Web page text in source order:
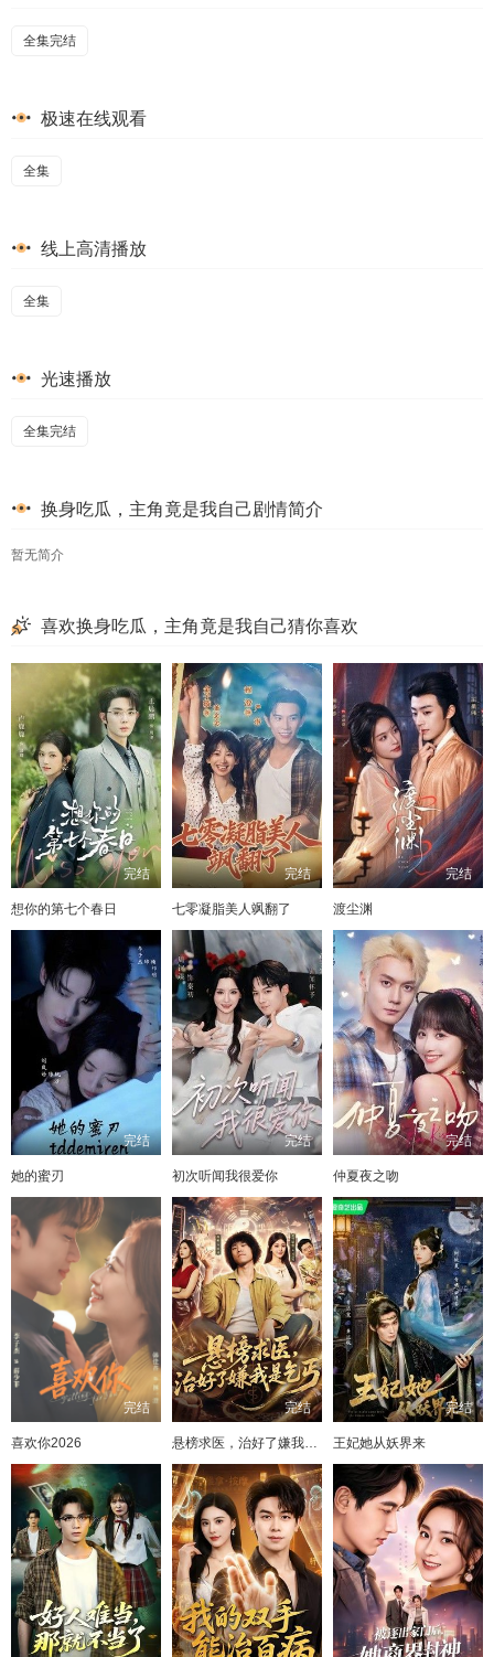
全集完结
极速在线观看
全集
线上高清播放
全集
光速播放
全集完结
换身吃瓜，主角竟是我自己剧情简介
暂无简介
喜欢换身吃瓜，主角竟是我自己猜你喜欢
完结
想你的第七个春日
完结
七零凝脂美人飒翻了
完结
渡尘渊
完结
她的蜜刃
完结
初次听闻我很爱你
完结
仲夏夜之吻
完结
喜欢你2026
完结
悬榜求医，治好了嫌我是乞丐
完结
王妃她从妖界来